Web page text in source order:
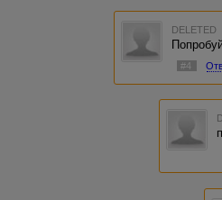
DELETED
#4